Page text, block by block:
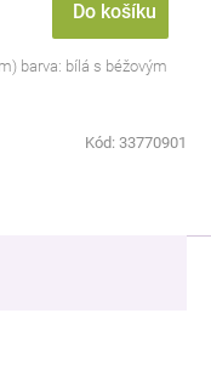
Do košíku
barva: bílá s béžovým
Kód: 33770901